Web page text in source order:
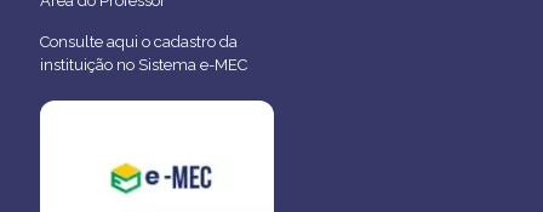
Consulte aqui o cadastro da
instituição no Sistema e-MEC